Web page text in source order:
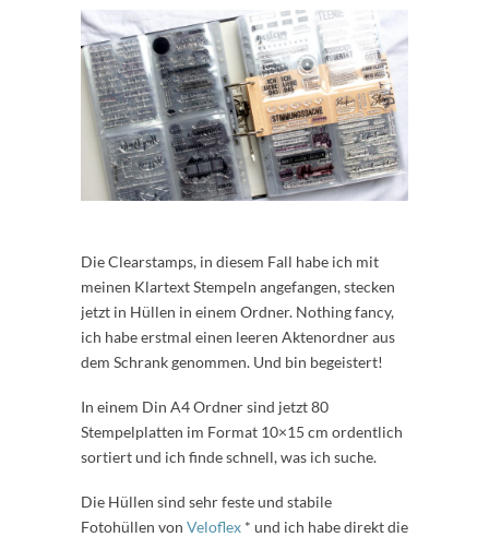
Die Clearstamps, in diesem Fall habe ich mit
meinen Klartext Stempeln angefangen, stecken
jetzt in Hüllen in einem Ordner. Nothing fancy,
ich habe erstmal einen leeren Aktenordner aus
dem Schrank genommen. Und bin begeistert!
In einem Din A4 Ordner sind jetzt 80
Stempelplatten im Format 10×15 cm ordentlich
sortiert und ich finde schnell, was ich suche.
Die Hüllen sind sehr feste und stabile
Fotohüllen von Veloflex * und ich habe direkt die